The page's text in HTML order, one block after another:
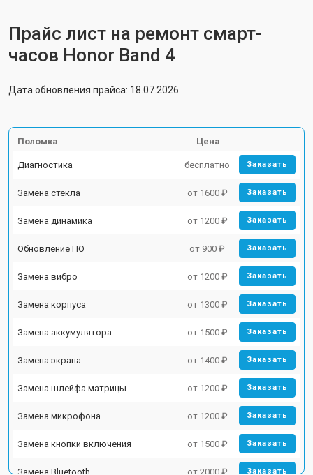
Прайс лист на ремонт смарт-
часов Honor Band 4
Дата обновления прайса: 18.07.2026
Поломка Цена
Диагностика бесплатно Заказать
Замена стекла от 1600 ₽ Заказать
Замена динамика от 1200 ₽ Заказать
Обновление ПО от 900 ₽ Заказать
Замена вибро от 1200 ₽ Заказать
Замена корпуса от 1300 ₽ Заказать
Замена аккумулятора от 1500 ₽ Заказать
Замена экрана от 1400 ₽ Заказать
Замена шлейфа матрицы от 1200 ₽ Заказать
Замена микрофона от 1200 ₽ Заказать
Замена кнопки включения от 1500 ₽ Заказать
Замена Bluetooth от 2000 ₽ Заказать